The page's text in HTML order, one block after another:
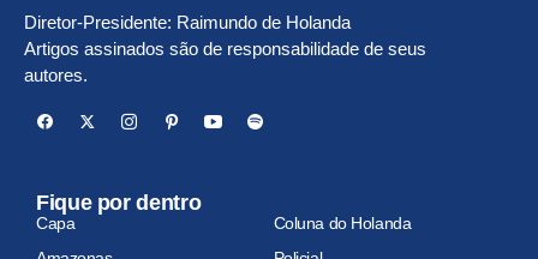
Diretor-Presidente: Raimundo de Holanda
Artigos assinados são de responsabilidade de seus
autores.
Fique por dentro
Capa
Coluna do Holanda